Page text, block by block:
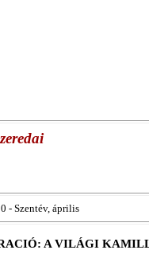
- Szentév, április
A VILÁGI